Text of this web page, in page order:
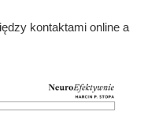
kontaktami online a